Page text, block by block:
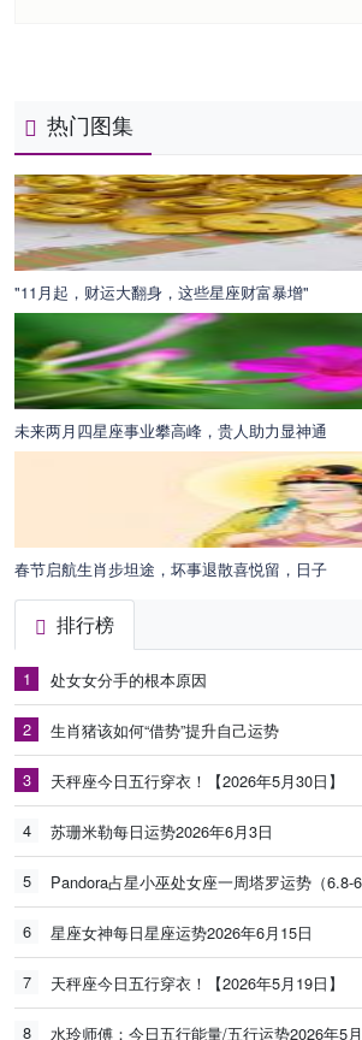
热门图集
"11月起，财运大翻身，这些星座财富暴增"
未来两月四星座事业攀高峰，贵人助力显神通
春节启航生肖步坦途，坏事退散喜悦留，日子
排行榜
1 处女女分手的根本原因
2 生肖猪该如何“借势”提升自己运势
3 天秤座今日五行穿衣！【2026年5月30日】
4 苏珊米勒每日运势2026年6月3日
5 Pandora占星小巫处女座一周塔罗运势（6.8-
6 星座女神每日星座运势2026年6月15日
7 天秤座今日五行穿衣！【2026年5月19日】
8 水玲师傅：今日五行能量/五行运势2026年5